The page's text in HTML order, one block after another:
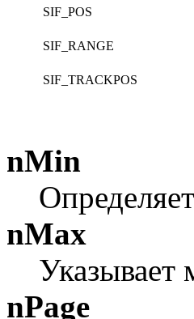
SIF_POS
SIF_RANGE
SIF_TRACKPOS
nMin
nMax
Указывает
nPage